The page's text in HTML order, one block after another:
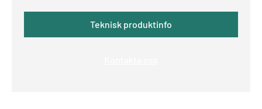
Teknisk produktinfo